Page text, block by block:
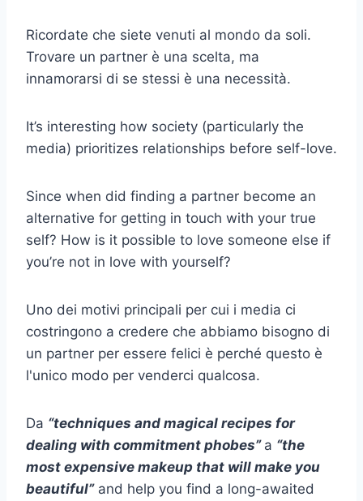
Ricordate che siete venuti al mondo da soli.
Trovare un partner è una scelta, ma
innamorarsi di se stessi è una necessità.
It’s interesting how society (particularly the
media) prioritizes relationships before self-love.
Since when did finding a partner become an
alternative for getting in touch with your true
self? How is it possible to love someone else if
you’re not in love with yourself?
Uno dei motivi principali per cui i media ci
costringono a credere che abbiamo bisogno di
un partner per essere felici è perché questo è
l'unico modo per venderci qualcosa.
Da “techniques and magical recipes for
dealing with commitment phobes” a “the
most expensive makeup that will make you
beautiful”and help you find a long-awaited